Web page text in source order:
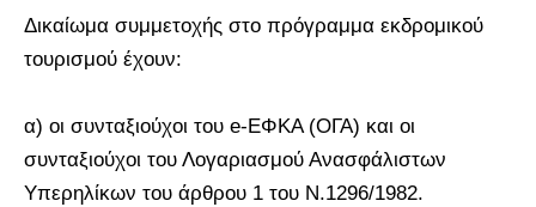
Δικαίωμα συμμετοχής στο πρόγραμμα εκδρομικού
τουρισμού έχουν:
α) οι συνταξιούχοι του e-ΕΦΚΑ (ΟΓΑ) και οι
συνταξιούχοι του Λογαριασμού Ανασφάλιστων
Υπερηλίκων του άρθρου 1 του Ν.1296/1982.